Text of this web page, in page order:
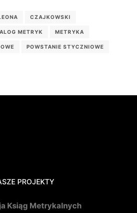
CZAJKOWSKI
METRYK METRYKA
POWSTANIE STYCZNIOWE
PROJEKTY
Ksiąg Metrykalnych